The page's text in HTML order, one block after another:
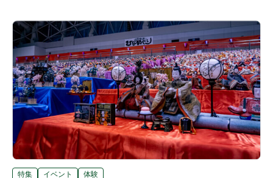
特集 イベント 体験